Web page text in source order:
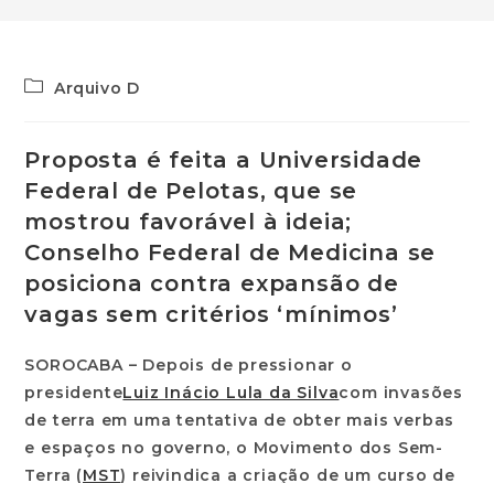
Arquivo D
Proposta é feita a Universidade
Federal de Pelotas, que se
mostrou favorável à ideia;
Conselho Federal de Medicina se
posiciona contra expansão de
vagas sem critérios ‘mínimos’
SOROCABA – Depois de pressionar o
presidenteLuiz Inácio Lula da Silvacom invasões
de terra em uma tentativa de obter mais verbas
e espaços no governo, o Movimento dos Sem-
Terra (MST) reivindica a criação de um curso de